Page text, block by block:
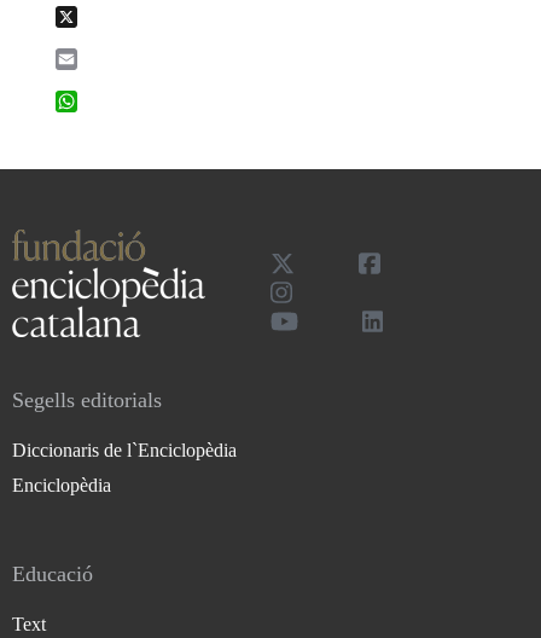
Segells editorials
Diccionaris de l`Enciclopèdia
Enciclopèdia
Educació
Text